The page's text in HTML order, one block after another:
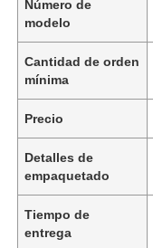
Número de
modelo
Cantidad de orden
mínima
Precio
Detalles de
empaquetado
Tiempo de
entrega